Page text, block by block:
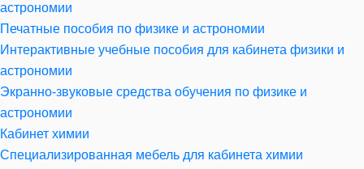
астрономии
Печатные пособия по физике и астрономии
Интерактивные учебные пособия для кабинета физики и
астрономии
Экранно-звуковые средства обучения по физике и
астрономии
Кабинет химии
Специализированная мебель для кабинета химии